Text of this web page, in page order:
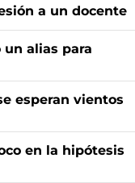
a un docente
alias para
esperan vientos
en la hipótesis